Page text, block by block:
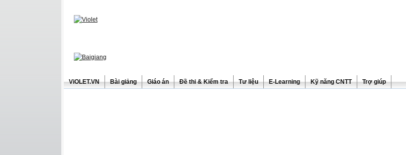
ViOLET.VN Bài giảng Giáo án Đề thi & Kiểm tra Tư liệu E-Learning Kỹ năng CNTT Trợ giúp